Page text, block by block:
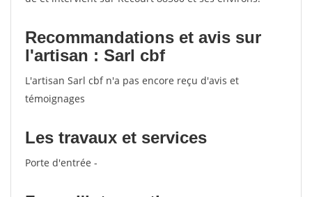
Recommandations et avis sur
l'artisan : Sarl cbf
L'artisan Sarl cbf n'a pas encore reçu d'avis et
témoignages
Les travaux et services
Porte d'entrée -